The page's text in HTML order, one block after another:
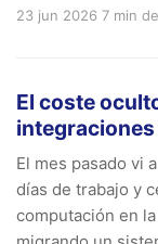
23 jun 2026 7 min
El coste
El mes pasado vi
días de trabajo y
computación en